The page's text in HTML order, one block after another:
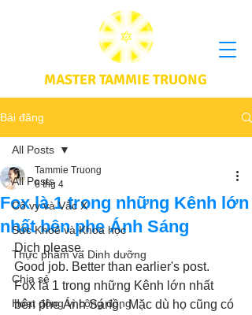
MASTER TAMMIE TRUONG
Bài đăng
All Posts
Cô vy và Vắc X
Sức Khoẻ và Khoa học
Thực phầm và Dinh dưỡng
Chia sẻ
Hoạt động vì cộng đồng
All Posts
Fox là 1 trong những Kênh lớn
nhất bên phe Ánh Sáng
Tammie Truong
6 thg 4
Dịch please.
Good job. Better than earlier's post.
Fox là 1 trong những Kênh lớn nhất
bên phe Ánh Sáng.  Mặc dù họ cũng có